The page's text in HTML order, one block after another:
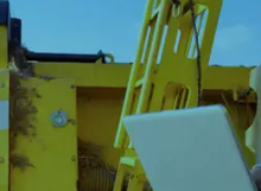
Besparen
je gebouw
Op vervoer
In de bedrijfsvoering